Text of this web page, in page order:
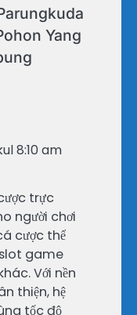
Yang
8:10 am
trực
người chơi
cược thể
game
Với nền
thiện, hệ
tốc độ